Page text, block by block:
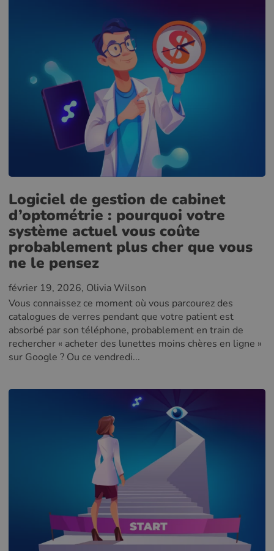
Logiciel de gestion de cabinet
d’optométrie : pourquoi votre
système actuel vous coûte
probablement plus cher que vous
ne le pensez
février 19, 2026, Olivia Wilson
Vous connaissez ce moment où vous parcourez des
catalogues de verres pendant que votre patient est
absorbé par son téléphone, probablement en train de
rechercher « acheter des lunettes moins chères en ligne »
sur Google ? Ou ce vendredi...